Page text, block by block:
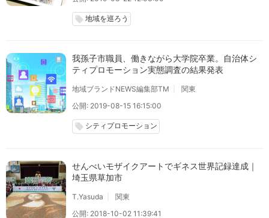
local_offer 地域を巡ろう
我孫子市職員、働きながら大学院卒業。自治体シ
ティプロモーション実態調査の結果発表
地域ブランドNEWS編集部TM
関東
公開: 2019-08-15 16:15:00
local_offer シティプロモーション
せんべいモザイクアートでギネス世界記録達成｜
埼玉県草加市
T.Yasuda
関東
公開: 2018-10-02 11:39:41